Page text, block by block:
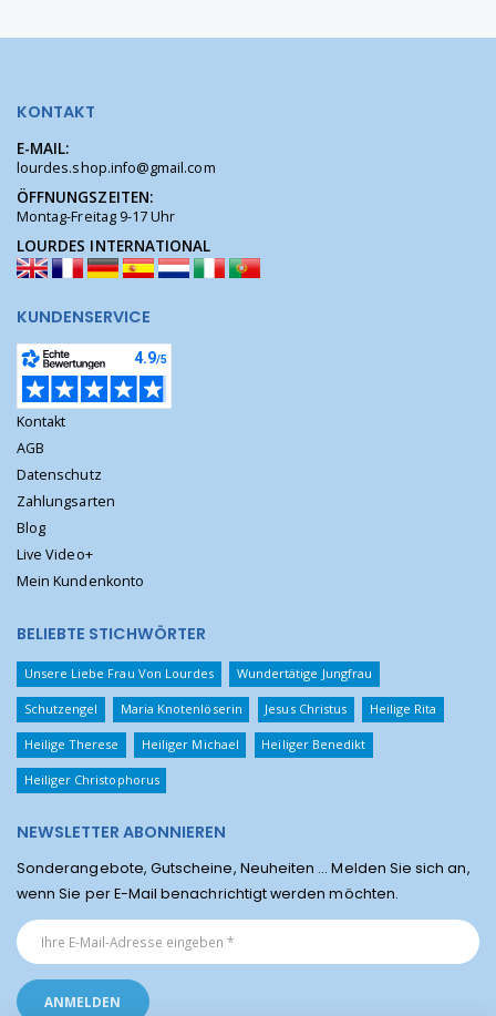
KONTAKT
E-MAIL:
lourdes.shop.info@gmail.com
ÖFFNUNGSZEITEN:
Montag-Freitag 9-17 Uhr
LOURDES INTERNATIONAL
KUNDENSERVICE
Kontakt
AGB
Datenschutz
Zahlungsarten
Blog
Live Video+
Mein Kundenkonto
BELIEBTE STICHWÖRTER
Unsere Liebe Frau Von Lourdes Wundertätige Jungfrau
Schutzengel Maria Knotenlöserin Jesus Christus Heilige Rita
Heilige Therese Heiliger Michael Heiliger Benedikt
Heiliger Christophorus
NEWSLETTER ABONNIEREN
Sonderangebote, Gutscheine, Neuheiten ... Melden Sie sich an,
wenn Sie per E-Mail benachrichtigt werden möchten.